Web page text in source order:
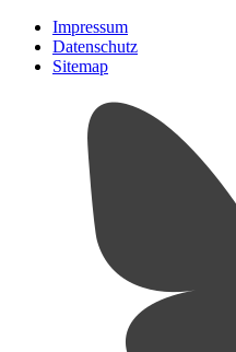
Impressum
Datenschutz
Sitemap